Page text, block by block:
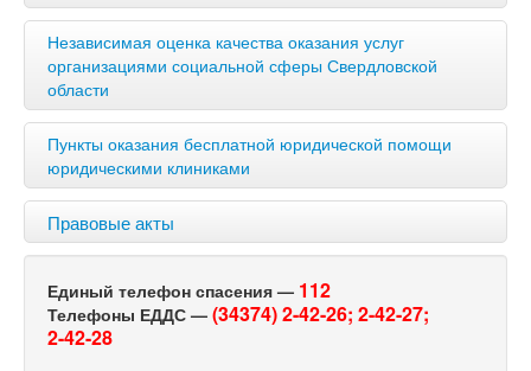
Независимая оценка качества оказания услуг
организациями социальной сферы Свердловской
области
Пункты оказания бесплатной юридической помощи
юридическими клиниками
Правовые акты
Единый телефон спасения — 112
Телефоны ЕДДС — (34374) 2-42-26; 2-42-27;
2-42-28